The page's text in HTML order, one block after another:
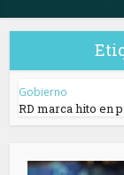
Gobierno
RD marca hito en